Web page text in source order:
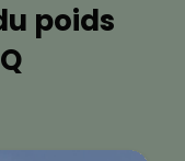
poids